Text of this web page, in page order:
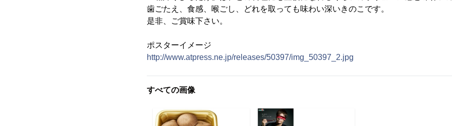
歯ごたえ、食感、喉ごし、どれを取っても味わい深いきのこです。
是非、ご賞味下さい。
ポスターイメージ
http://www.atpress.ne.jp/releases/50397/img_50397_2.jpg
すべての画像